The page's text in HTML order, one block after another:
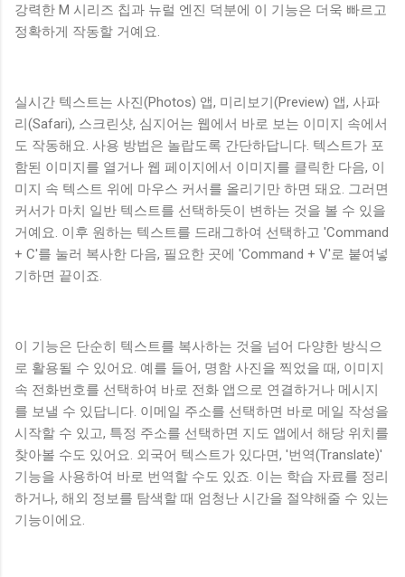
강력한 M 시리즈 칩과 뉴럴 엔진 덕분에 이 기능은 더욱 빠르고
정확하게 작동할 거예요.
실시간 텍스트는 사진(Photos) 앱, 미리보기(Preview) 앱, 사파
리(Safari), 스크린샷, 심지어는 웹에서 바로 보는 이미지 속에서
도 작동해요. 사용 방법은 놀랍도록 간단하답니다. 텍스트가 포
함된 이미지를 열거나 웹 페이지에서 이미지를 클릭한 다음, 이
미지 속 텍스트 위에 마우스 커서를 올리기만 하면 돼요. 그러면
커서가 마치 일반 텍스트를 선택하듯이 변하는 것을 볼 수 있을
거예요. 이후 원하는 텍스트를 드래그하여 선택하고 'Command
+ C'를 눌러 복사한 다음, 필요한 곳에 'Command + V'로 붙여넣
기하면 끝이죠.
이 기능은 단순히 텍스트를 복사하는 것을 넘어 다양한 방식으
로 활용될 수 있어요. 예를 들어, 명함 사진을 찍었을 때, 이미지
속 전화번호를 선택하여 바로 전화 앱으로 연결하거나 메시지
를 보낼 수 있답니다. 이메일 주소를 선택하면 바로 메일 작성을
시작할 수 있고, 특정 주소를 선택하면 지도 앱에서 해당 위치를
찾아볼 수도 있어요. 외국어 텍스트가 있다면, '번역(Translate)'
기능을 사용하여 바로 번역할 수도 있죠. 이는 학습 자료를 정리
하거나, 해외 정보를 탐색할 때 엄청난 시간을 절약해줄 수 있는
기능이에요.